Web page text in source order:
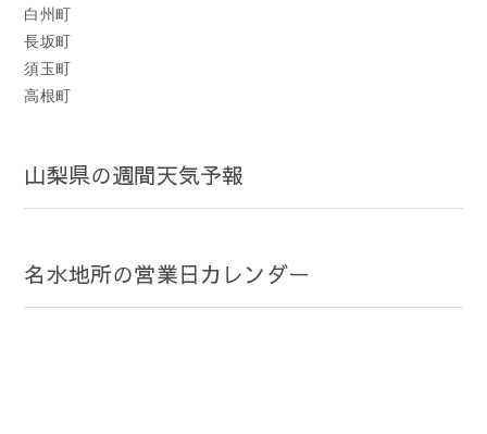
白州町
長坂町
須玉町
高根町
山梨県の週間天気予報
名水地所の営業日カレンダー